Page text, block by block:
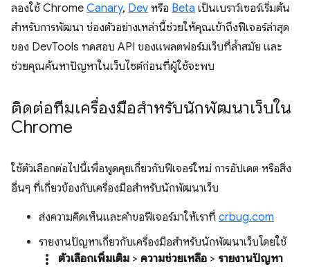
ลองใช้ Chrome Canary, Dev หรือ Beta เป็นเบราว์เซอร์เริ่มต้น
สำหรับการพัฒนา ช่องตัวอย่างเหล่านี้ช่วยให้คุณเข้าถึงฟีเจอร์ล่าสุด
ของ DevTools ทดสอบ API ของแพลตฟอร์มเว็บที่ล้ำสมัย และ
ช่วยคุณค้นหาปัญหาในเว็บไซต์ก่อนที่ผู้ใช้จะพบ
ติดต่อทีมเครื่องมือสำหรับนักพัฒนาเว็บใน
Chrome
ใช้ตัวเลือกต่อไปนี้เพื่อพูดคุยเกี่ยวกับฟีเจอร์ใหม่ การอัปเดต หรือสิ่ง
อื่นๆ ที่เกี่ยวข้องกับเครื่องมือสำหรับนักพัฒนาเว็บ
ส่งความคิดเห็นและคำขอฟีเจอร์มาให้เราที่ crbug.com
รายงานปัญหาเกี่ยวกับเครื่องมือสำหรับนักพัฒนาเว็บโดยใช้
more_vert ตัวเลือกเพิ่มเติม > ความช่วยเหลือ > รายงานปัญหา